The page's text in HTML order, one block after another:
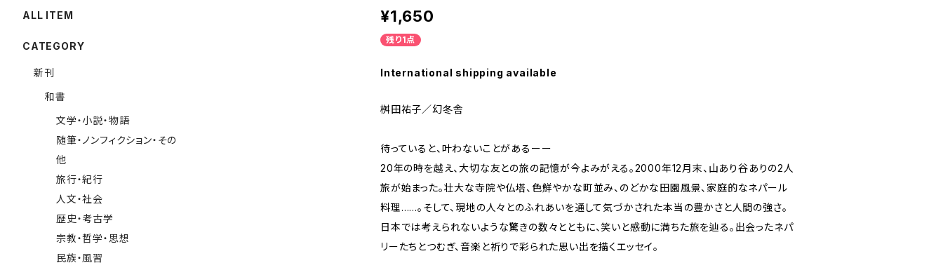
¥1,650
残り1点
International shipping available
桝田祐子／幻冬舎
待っていると、叶わないことがあるーー
20年の時を越え、大切な友との旅の記憶が今よみがえる。2000年12月末、山あり谷ありの2人
旅が始まった。壮大な寺院や仏塔、色鮮やかな町並み、のどかな田園風景、家庭的なネパール
料理……。そして、現地の人々とのふれあいを通して気づかされた本当の豊かさと人間の強さ。
日本では考えられないような驚きの数々とともに、笑いと感動に満ちた旅を辿る。出会ったネパ
リーたちとつむぎ、音楽と祈りで彩られた思い出を描くエッセイ。
ALL ITEM
CATEGORY
新刊
和書
文学・小説・物語
随筆・ノンフィクション・その
他
旅行・紀行
人文・社会
歴史・考古学
宗教・哲学・思想
民族・風習